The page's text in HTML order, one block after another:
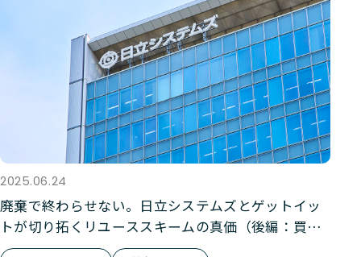
2025.06.24
廃棄で終わらせない。日立システムズとゲットイッ
トが切り拓くリユーススキームの真価（後編：買取
りサービス）